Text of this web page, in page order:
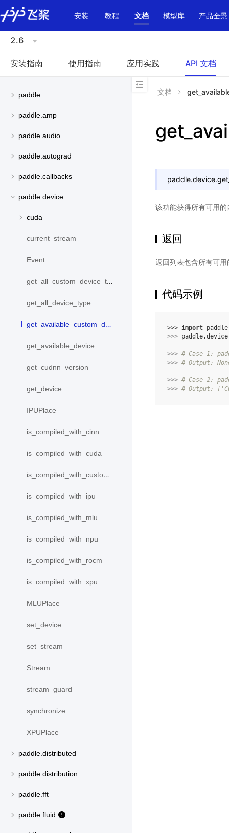
\u200E
安装
教程 文档 模型库 产品全景
2.6
安装指南 使用指南 应用实践 API 文档
paddle
paddle.amp
paddle.audio
paddle.autograd
paddle.callbacks
paddle.device
cuda
current_stream
Event
get_all_custom_device_type
get_all_device_type
get_available_custom_device
get_available_device
get_cudnn_version
get_device
IPUPlace
is_compiled_with_cinn
is_compiled_with_cuda
is_compiled_with_custom_device
is_compiled_with_ipu
is_compiled_with_mlu
is_compiled_with_npu
is_compiled_with_rocm
is_compiled_with_xpu
MLUPlace
set_device
set_stream
Stream
stream_guard
synchronize
XPUPlace
paddle.distributed
paddle.distribution
paddle.fft
paddle.fluid
文档
paddle.device.
该功能获得所有可用
返回
返回列表包含所有可
代码示例
>>> import paddle
>>> paddle.device
>>> # Case 1:
>>> # Output:
>>> # Case 2:
>>> # Output: